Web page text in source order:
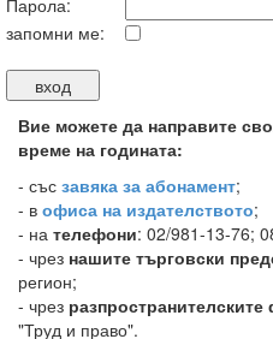
Парола:
запомни ме:
Вие можете да направите
време на годината:
- със завяка за абонамент;
- в офиса на издателството;
- на телефони: 02/981-13-76;
- чрез нашите търговски
регион;
- чрез
"Труд и право".